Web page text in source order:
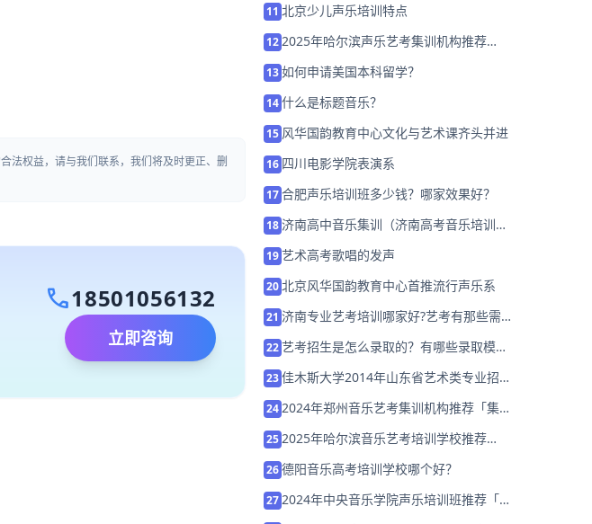
法权益，请与我们联系，我们将及时更正、删
call18501056132
立即咨询
11 北京少儿声乐培训特点
122025年哈尔滨声乐艺考集训机构推荐
13如何申请美国本科留学？
14什么是标题音乐？
15 风华国韵教育中心文化与艺术课齐头并进
16 四川电影学院表演系
17合肥声乐培训班多少钱？哪家效果好？
18 济南高中音乐集训（济南高考音乐培训机
19艺术高考歌唱的发声
20北京风华国韵教育中心首推流行声乐系
21 济南专业艺考培训哪家好?艺考有那些需
22艺考招生是怎么录取的？有哪些录取模
23佳木斯大学2014年山东省艺术类专业招生
242024年郑州音乐艺考集训机构推荐「集训
252025年哈尔滨音乐艺考培训学校推荐
26德阳音乐高考培训学校哪个好？
272024年中央音乐学院声乐培训班推荐「暑